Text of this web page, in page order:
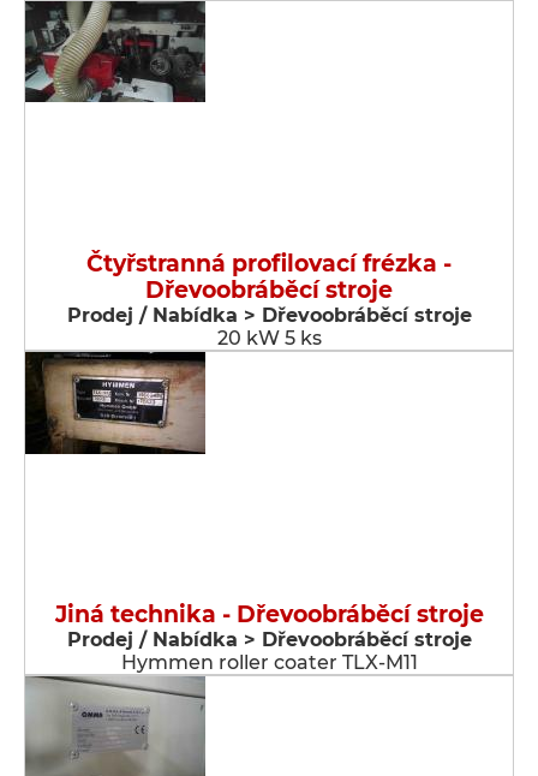
Čtyřstranná profilovací frézka -
Dřevoobráběcí stroje
Prodej / Nabídka > Dřevoobráběcí stroje
20 kW 5 ks
Jiná technika - Dřevoobráběcí stroje
Prodej / Nabídka > Dřevoobráběcí stroje
Hymmen roller coater TLX-M11